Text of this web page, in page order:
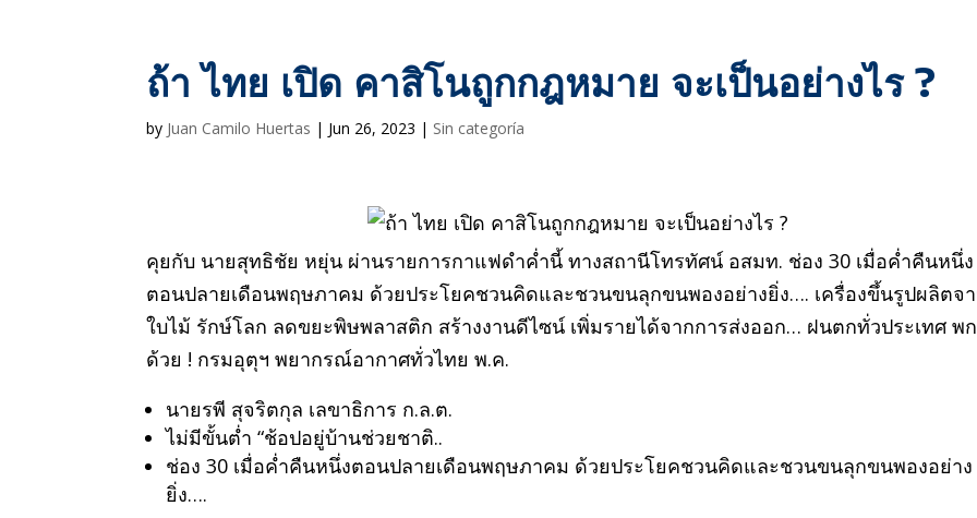
ถ้า ไทย เปิด คาสิโนถูกกฎหมาย จะเป็นอย่างไร ?
by Juan Camilo Huertas | Jun 26, 2023 | Sin categoría
คุยกับ นายสุทธิชัย หยุ่น ผ่านรายการกาแฟดำค่ำนี้ ทางสถานีโทรทัศน์ อสมท. ช่อง 30 เมื่อค่ำคืนหนึ่ง
ตอนปลายเดือนพฤษภาคม ด้วยประโยคชวนคิดและชวนขนลุกขนพองอย่างยิ่ง…. เครื่องขึ้นรูปผลิตจ
ใบไม้ รักษ์โลก ลดขยะพิษพลาสติก สร้างงานดีไซน์ เพิ่มรายได้จากการส่งออก… ฝนตกทั่วประเทศ พ
ด้วย ! กรมอุตุฯ พยากรณ์อากาศทั่วไทย พ.ค.
นายรพี สุจริตกุล เลขาธิการ ก.ล.ต.
ไม่มีขั้นต่ำ “ช้อปอยู่บ้านช่วยชาติ..
ช่อง 30 เมื่อค่ำคืนหนึ่งตอนปลายเดือนพฤษภาคม ด้วยประโยคชวนคิดและชวนขนลุกขนพองอย่าง
ยิ่ง….